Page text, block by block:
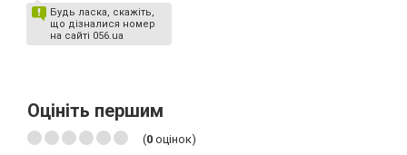
Будь ласка, скажіть,
що дізналися номер
на сайті 056.ua
Оцініть першим
(0 оцінок)